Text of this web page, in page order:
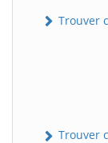
Trouver
Trouver